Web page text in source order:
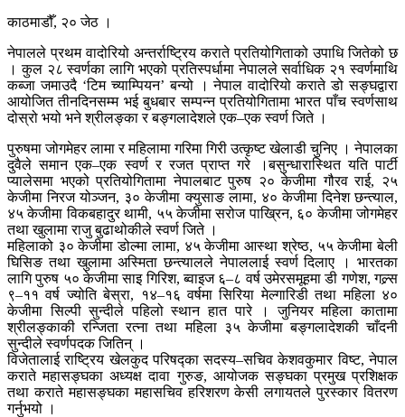
काठमाडौँ, २० जेठ ।
नेपालले प्रथम वादोरियो अन्तर्राष्ट्रिय कराते प्रतियोगिताको उपाधि जितेको छ
। कुल २८ स्वर्णका लागि भएको प्रतिस्पर्धामा नेपालले सर्वाधिक २१ स्वर्णमाथि
कब्जा जमाउदै ‘टिम च्याम्पियन’ बन्यो । नेपाल वादोरियो कराते डो सङ्घद्वारा
आयोजित तीनदिनसम्म भई बुधबार सम्पन्न प्रतियोगितामा भारत पाँच स्वर्णसाथ
दोस्रो भयो भने श्रीलङ्का र बङ्गलादेशले एक–एक स्वर्ण जिते ।
पुरुषमा जोगमेहर लामा र महिलामा गरिमा गिरी उत्कृष्ट खेलाडी चुनिए । नेपालका
दुवैले समान एक–एक स्वर्ण र रजत प्राप्त गरे ।बसुन्धारास्थित यति पार्टी
प्यालेसमा भएको प्रतियोगितामा नेपालबाट पुरुष २० केजीमा गौरव राई, २५
केजीमा निरज योञ्जन, ३० केजीमा क्युसाङ लामा, ४० केजीमा दिनेश छन्त्याल,
४५ केजीमा विकबहादुर थामी, ५५ केजीमा सरोज पाख्रिन, ६० केजीमा जोगमेहर
तथा खुलामा राजु बुढाथोकीले स्वर्ण जिते ।
महिलाको ३० केजीमा डोल्मा लामा, ४५ केजीमा आस्था श्रेष्ठ, ५५ केजीमा बेली
घिसिङ तथा खुलामा अस्मिता छन्त्यालले नेपाललाई स्वर्ण दिलाए । भारतका
लागि पुरुष ५० केजीमा साइ गिरिश, ब्वाइज ६–८ वर्ष उमेरसमूहमा डी गणेश, गल्र्स
९–११ वर्ष ज्योति बेस्रा, १४–१६ वर्षमा सिरिया मेल्गारिडी तथा महिला ४०
केजीमा सिल्पी सुन्दीले पहिलो स्थान हात पारे । जुनियर महिला कातामा
श्रीलङ्काकी रन्जिता रत्ना तथा महिला ३५ केजीमा बङ्गलादेशकी चाँदनी
सुन्दीले स्वर्णपदक जितिन् ।
विजेतालाई राष्ट्रिय खेलकुद परिषद्का सदस्य–सचिव केशवकुमार विष्ट, नेपाल
कराते महासङ्घका अध्यक्ष दावा गुरुङ, आयोजक सङ्घका प्रमुख प्रशिक्षक
तथा कराते महासङ्घका महासचिव हरिशरण केसी लगायतले पुरस्कार वितरण
गर्नुभयो ।